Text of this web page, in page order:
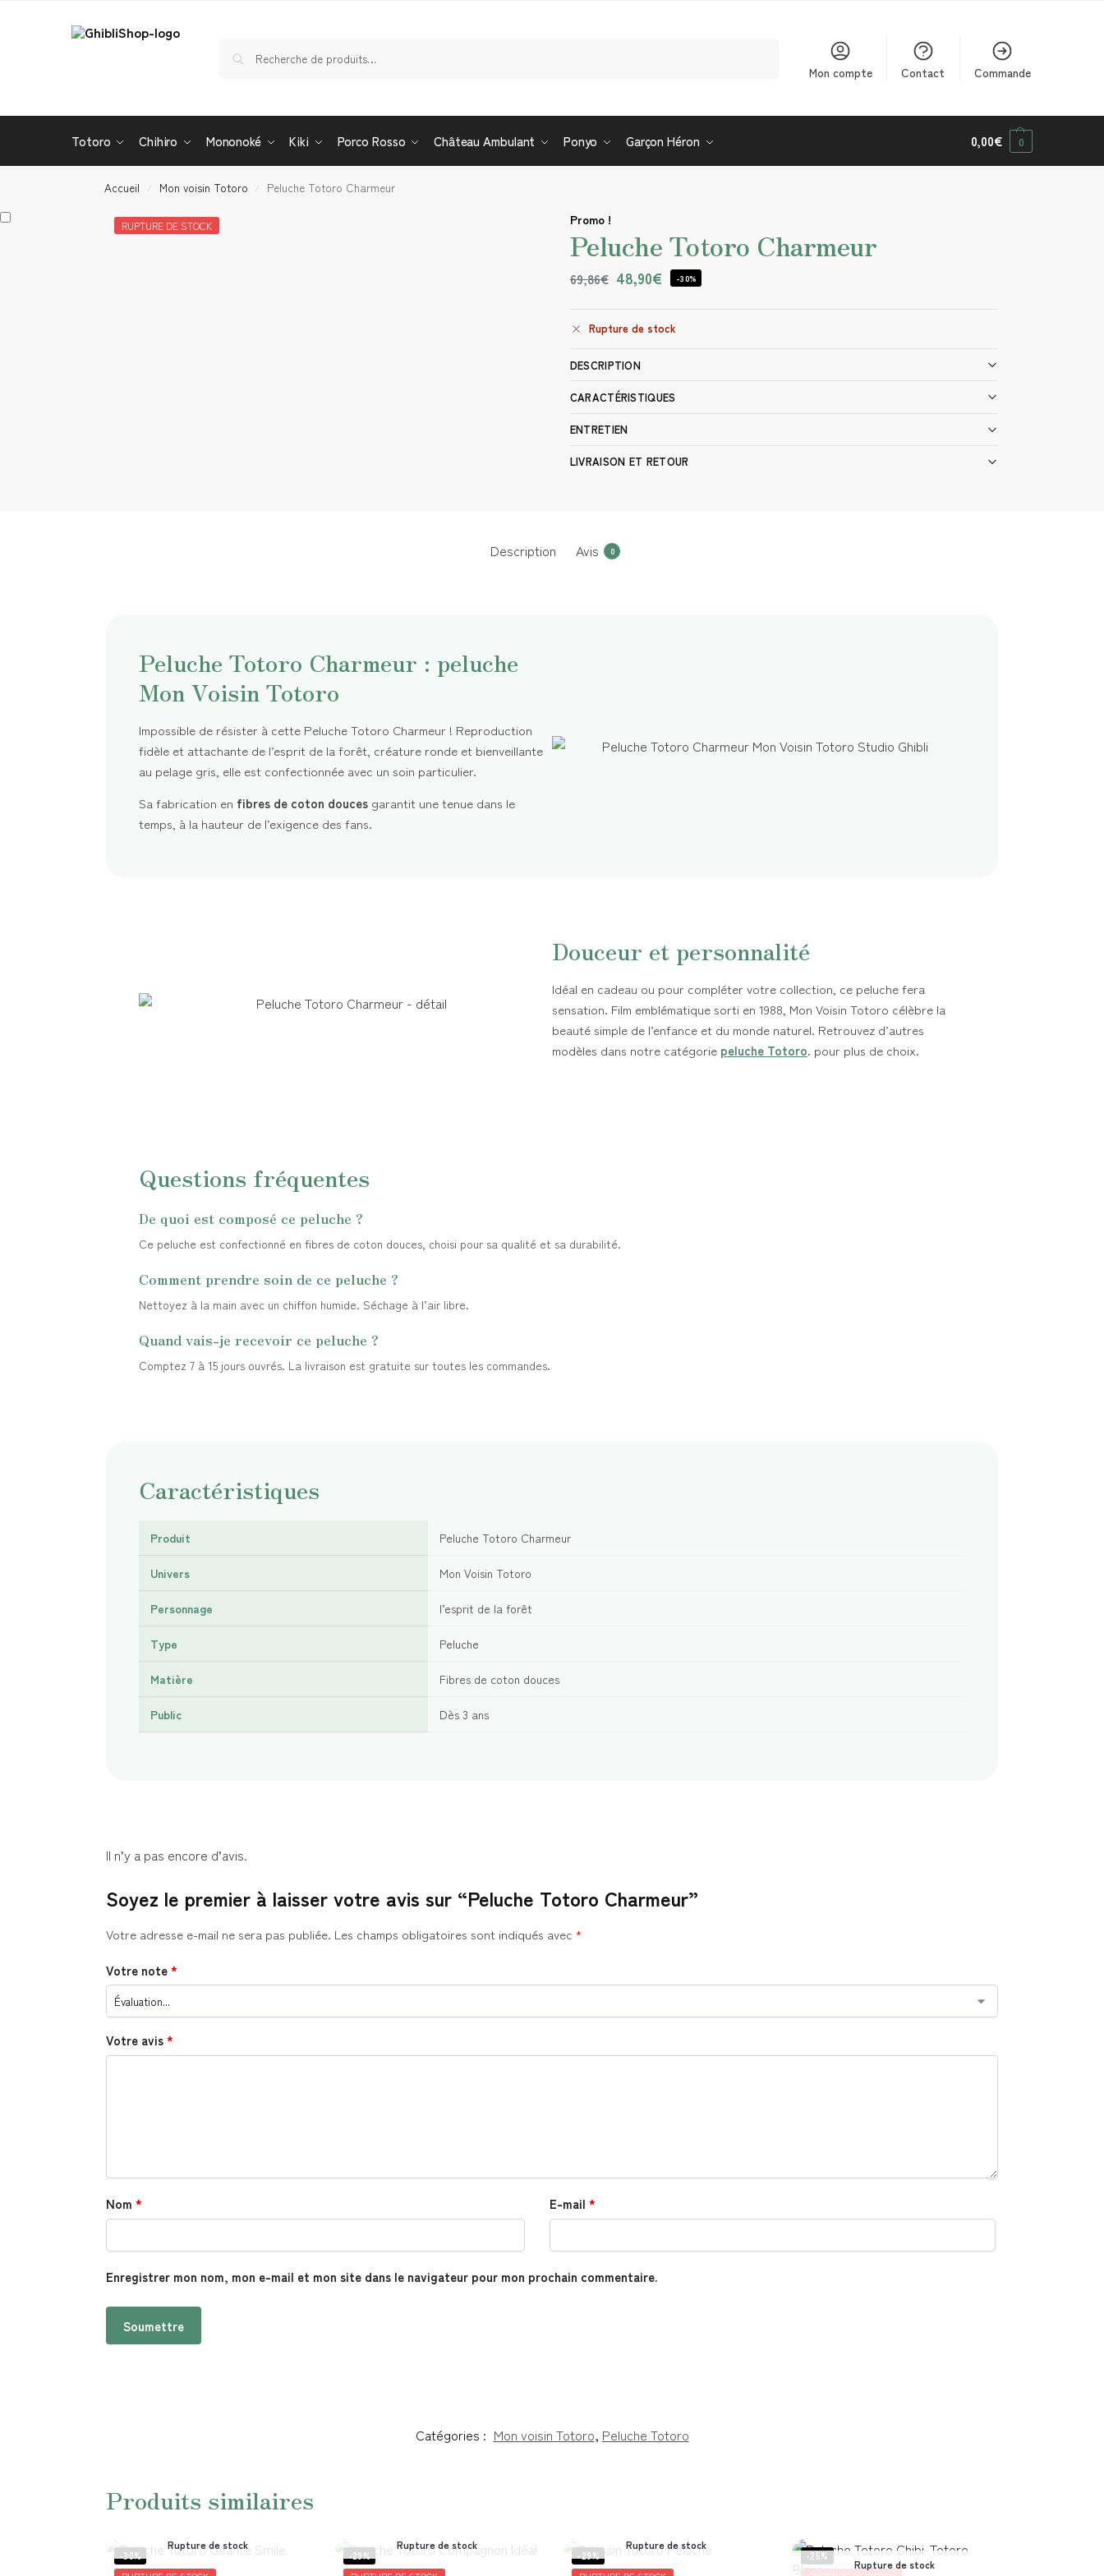
Mon compte Contact Commande
Totoro Chihiro Mononoké Kiki Porco Rosso Château Ambulant Ponyo Garçon Héron 0,00€ 0
Accueil / Mon voisin Totoro / Peluche Totoro Charmeur
RUPTURE DE STOCK Promo !
Peluche Totoro Charmeur
69,86€ 48,90€ -30%
Rupture de stock
DESCRIPTION
CARACTÉRISTIQUES
ENTRETIEN
LIVRAISON ET RETOUR
Description Avis 0
Peluche Totoro Charmeur : peluche
Mon Voisin Totoro
Impossible de résister à cette Peluche Totoro Charmeur ! Reproduction
fidèle et attachante de l’esprit de la forêt, créature ronde et bienveillante
au pelage gris, elle est confectionnée avec un soin particulier.
Sa fabrication en fibres de coton doucesgarantit une tenue dans le
temps, à la hauteur de l’exigence des fans.
Douceur et personnalité
Idéal en cadeau ou pour compléter votre collection, ce peluche fera
sensation. Film emblématique sorti en 1988, Mon Voisin Totoro célèbre la
beauté simple de l’enfance et du monde naturel. Retrouvez d’autres
modèles dans notre catégorie peluche Totoro. pour plus de choix.
Questions fréquentes
De quoi est composé ce peluche ?
Ce peluche est confectionné en fibres de coton douces, choisi pour sa qualité et sa durabilité.
Comment prendre soin de ce peluche ?
Nettoyez à la main avec un chiffon humide. Séchage à l’air libre.
Quand vais-je recevoir ce peluche ?
Comptez 7 à 15 jours ouvrés. La livraison est gratuite sur toutes les commandes.
Caractéristiques
Produit Peluche Totoro Charmeur
Univers Mon Voisin Totoro
Personnage l’esprit de la forêt
Type Peluche
Matière Fibres de coton douces
Public Dès 3 ans
Il n’y a pas encore d’avis.
Soyez le premier à laisser votre avis sur “Peluche Totoro Charmeur”
Votre adresse e-mail ne sera pas publiée. Les champs obligatoires sont indiqués avec *
Votre note*
Votre avis*
Nom * E-mail *
Enregistrer mon nom, mon e-mail et mon site dans le navigateur pour mon prochain commentaire.
Catégories : Mon voisin Totoro, Peluche Totoro
Produits similaires
-30%
Rupture de stock
-29%
Rupture de stock
-29%
Rupture de stock
-25%
Rupture de stock